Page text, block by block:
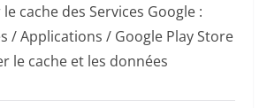
cache des Services Google :
/ Applications / Google Play Store
le cache et les données